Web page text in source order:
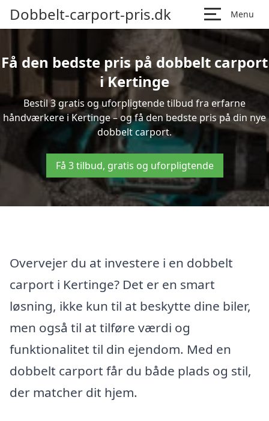
Dobbelt-carport-pris.dk Menu
Få den bedste pris på dobbelt carport
i Kertinge
Bestil 3 gratis og uforpligtende tilbud fra erfarne
håndværkere i Kertinge – og få den bedste pris på din nye
dobbelt carport.
Få 3 tilbud, gratis og uforpligtende
Overvejer du at investere i en dobbelt
carport i Kertinge? Det er en smart
løsning, ikke kun til at beskytte dine biler,
men også til at tilføre værdi og
funktionalitet til din ejendom. Med en
dobbelt carport får du både plads og stil,
der matcher dit hjem.